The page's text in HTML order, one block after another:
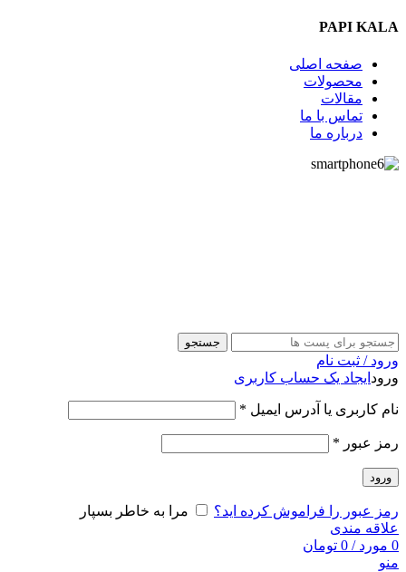
PAPI KALA
صفحه اصلی
محصولات
مقالات
تماس با ما
درباره ما
جستجو
ورود / ثبت نام
ورود ایجاد یک حساب کاربری
نام کاربری یا آدرس ایمیل *
رمز عبور *
ورود
رمز عبور را فراموش کرده اید؟
مرا به خاطر بسپار
علاقه مندی
0 مورد /
0 تومان
منو